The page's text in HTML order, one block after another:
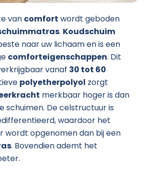
van comfort wordt geboden
. Koudschuim
naar uw lichaam en is een
comforteigenschappen. Dit
vanaf 30 tot 60
polyetherpolyol zorgt
merkbaar hoger is dan
schuimen. De celstructuur is
waardoor het
wordt opgenomen dan bij een
. Bovendien ademt het